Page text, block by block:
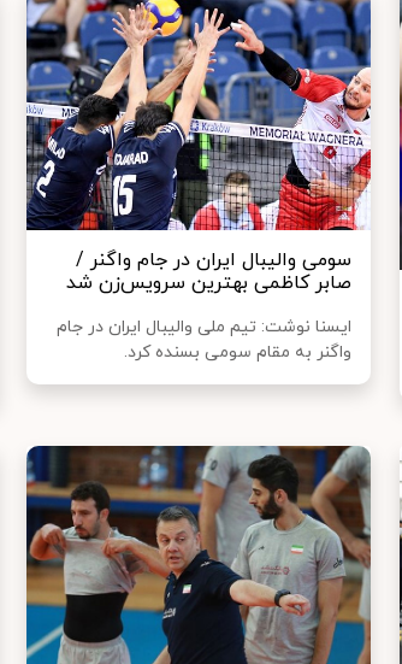
سومی والیبال ایران در جام واگنر /
صابر کاظمی بهترین سرویس‌زن شد
ایسنا نوشت: تیم ملی والیبال ایران در جام
واگنر به مقام سومی بسنده کرد.